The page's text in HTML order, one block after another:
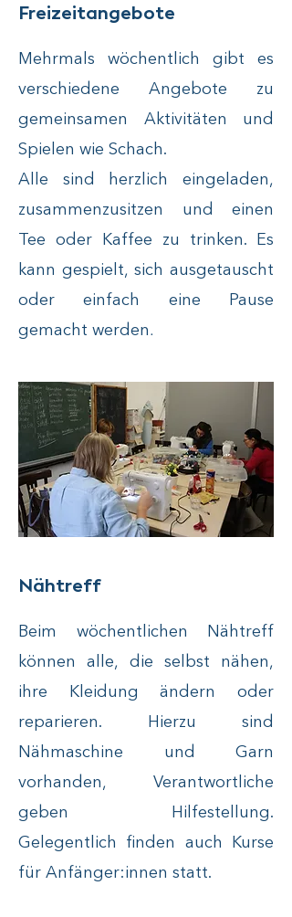
Freizeitangebote
Mehrmals wöchentlich gibt es
verschiedene Angebote zu
gemeinsamen Aktivitäten und
Spielen wie Schach.
Alle sind herzlich eingeladen,
zusammenzusitzen und einen
Tee oder Kaffee zu trinken. Es
kann gespielt, sich ausgetauscht
oder einfach eine Pause
gemacht werden.
Nähtreff
Beim wöchentlichen Nähtreff
können alle, die selbst nähen,
ihre Kleidung ändern oder
reparieren. Hierzu sind
Nähmaschine und Garn
vorhanden, Verantwortliche
geben Hilfestellung.
Gelegentlich finden auch Kurse
für Anfänger:innen statt.